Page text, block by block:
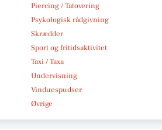
Piercing / Tatovering
Psykologisk rådgivning
Skrædder
Sport og fritidsaktivitet
Taxi / Taxa
Undervisning
Vinduespudser
Øvrige